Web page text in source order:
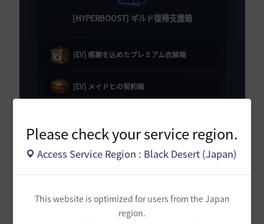
Please check your service region.
Access Service Region : Black Desert (Japan)
This website is optimized for users from the Japan
region.
[HYPERBOOST] ギルド復帰支援箱
[EV] 感謝を込めたプレミアム衣装箱
[EV] メイドとの契約箱
職人の記憶 50個
2日目